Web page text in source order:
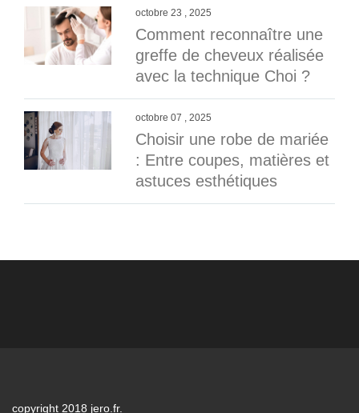
octobre 23 , 2025
Comment reconnaître une
greffe de cheveux réalisée
avec la technique Choi ?
octobre 07 , 2025
Choisir une robe de mariée
: Entre coupes, matières et
astuces esthétiques
copyright 2018 jero.fr.